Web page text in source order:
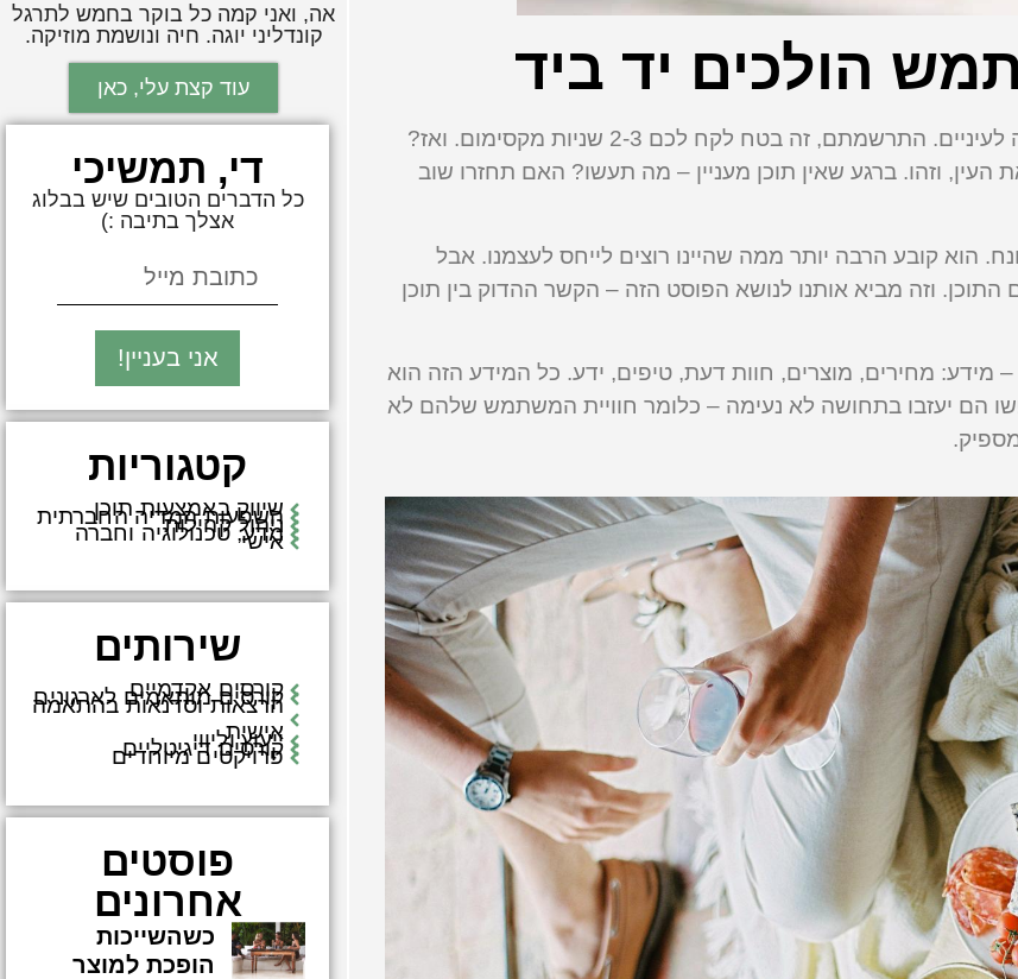
הולכים יד ביד
נניח שנכנסתם לאתר שמעוצב בצורה מופלאה. תענוג וחגיגה לעיניים. התרשמתם, זה בטח לקח לכם 2-3 שניות מקסימום. ואז?
וזהו. ברגע שאין תוכן מעניין – מה תעשו? האם תחזרו שוב
הוא קובע הרבה יותר ממה שהיינו רוצים לייחס לעצמנו. אבל
וזה מביא אותנו לנושא הפוסט הזה – הקשר ההדוק בין תוכן
מחירים, מוצרים, חוות דעת, טיפים, ידע. כל המידע הזה הוא
הם יעזבו בתחושה לא נעימה – כלומר חוויית המשתמש שלהם לא
אה, ואני קמה כל בוקר בחמש לתרגל
קונדליני יוגה. חיה ונושמת מוזיקה.
עוד קצת עלי, כאן
די, תמשיכי
כל הדברים הטובים שיש בבלוג
אצלך בתיבה :)
אני בעניין!
קטגוריות
שיווק באמצעות תוכן
השפעות המדיה החברתית
ניהול קהילות
מדע, טכנולוגיה וחברה
אישי
שירותים
קורסים אקדמיים
קורסים מותאמים לארגונים
הרצאות וסדנאות בהתאמה
אישית
ייעוץ וליווי
קורסים דיגיטליים
פרויקטים מיוחדים
פוסטים
אחרונים
כשהשייכות
הופכת למוצר